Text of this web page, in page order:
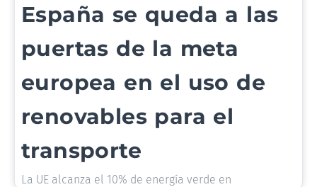
España se queda a las
puertas de la meta
europea en el uso de
renovables para el
transporte
La UE alcanza el 10% de energía verde en